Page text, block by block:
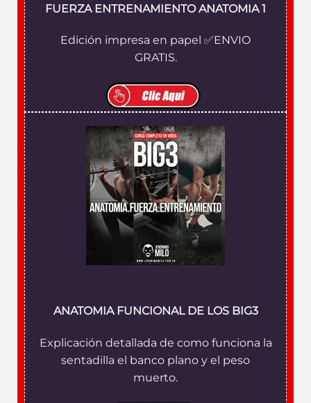
FUERZA ENTRENAMIENTO ANATOMIA 1
Edición impresa en papel ✅ENVIO
GRATIS.
ANATOMIA FUNCIONAL DE LOS BIG3
Explicación detallada de como funciona la
sentadilla el banco plano y el peso
muerto.